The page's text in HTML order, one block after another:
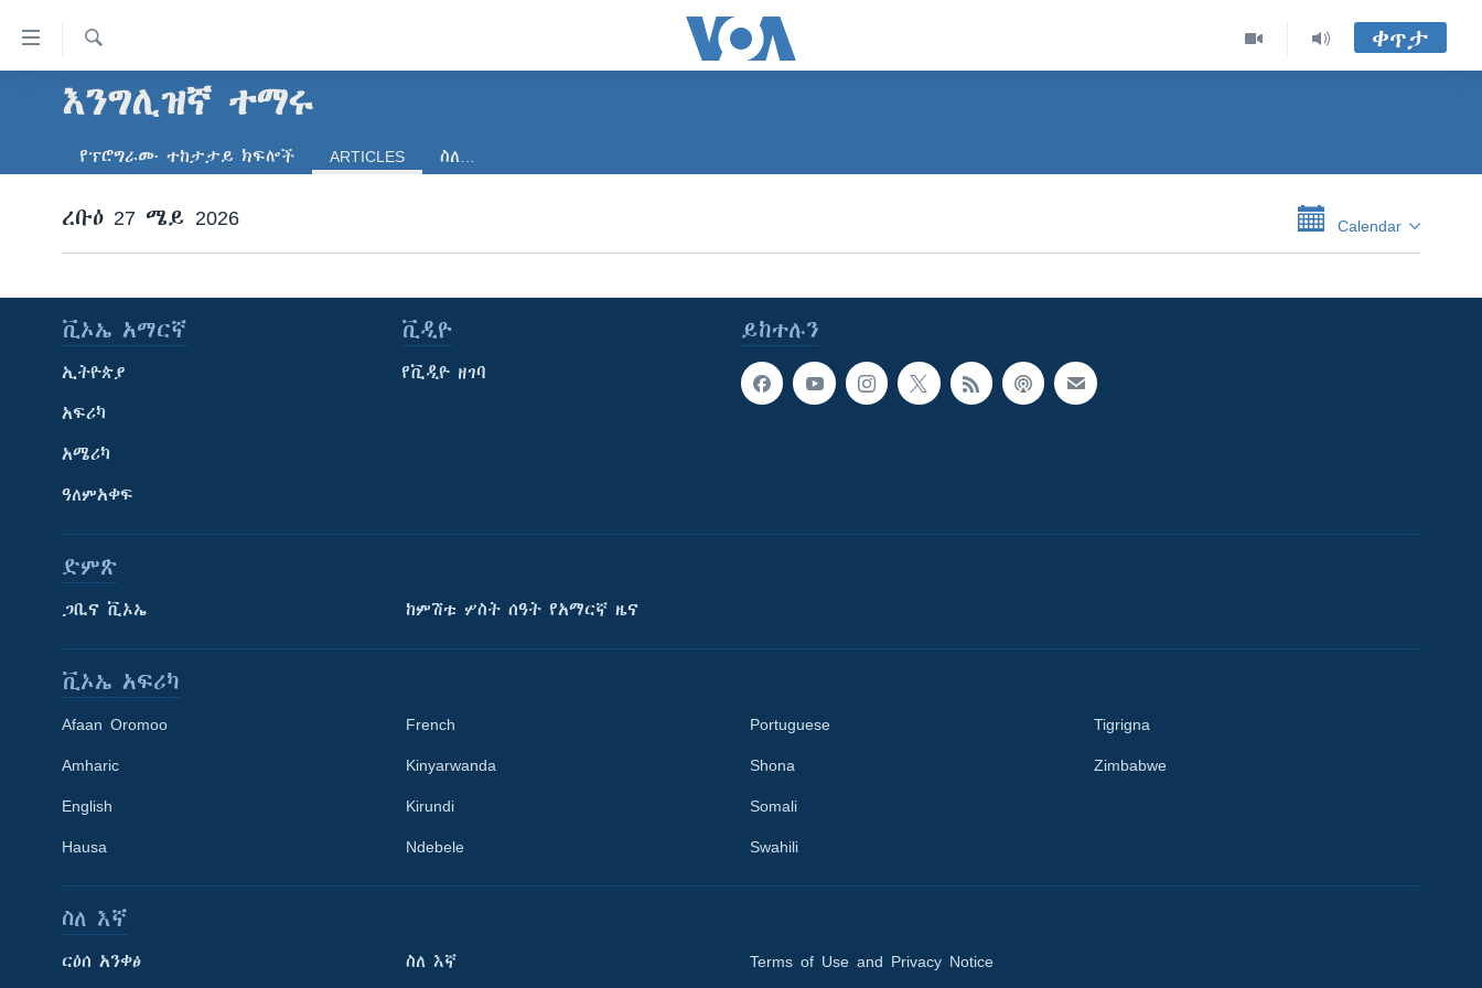
የመሥሪያ
ማገናኛዎች
ይዘት
እለፍ
አፍሪካ
ዓለምአቀፍ
አሜሪካ
መካከለኛው ምሥራቅ
ጋቢና ቪኦኤ
ከምሽቱ ሦስት ሰዓት የአማርኛ ዜና
ቪዲዮ
የፎቶ መድብሎች
ክምችት
Learning English
ፈልግ
ቀጥታ
እንግሊዝኛ ተማሩ
የፕሮግራሙ ተከታታይ ክፍሎች ARTICLES ስለ…
ረቡዕ 27 ሜይ 2026 Calendar
ይከተሉን
ቪኦኤ አማርኛ
ኢትዮጵያ
አፍሪካ
አሜሪካ
ዓለምአቀፍ
ቪዲዮ
የቪዲዮ ዘገባ
ድምጽ
ጋቢና ቪኦኤ ከምሽቱ ሦስት ሰዓት የአማርኛ ዜና
ቪኦኤ አፍሪካ
Afaan Oromoo
Amharic
English
Hausa
French
Kinyarwanda
Kirundi
Ndebele
Portuguese
Shona
Somali
Swahili
Tigrigna
Zimbabwe
ስለ እኛ
ርዕሰ አንቀፅ ስለ እኛ Terms of Use and Privacy Notice